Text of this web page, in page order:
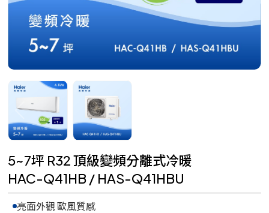
5~7坪 R32 頂級變頻分離式冷暖
HAC-Q41HB / HAS-Q41HBU
亮面外觀 歐風質感